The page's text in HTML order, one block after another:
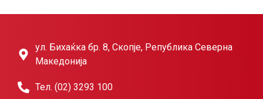
ул. Бихаќка бр. 8, Скопје, Република Северна
Македонија
Тел. (02) 3293 100